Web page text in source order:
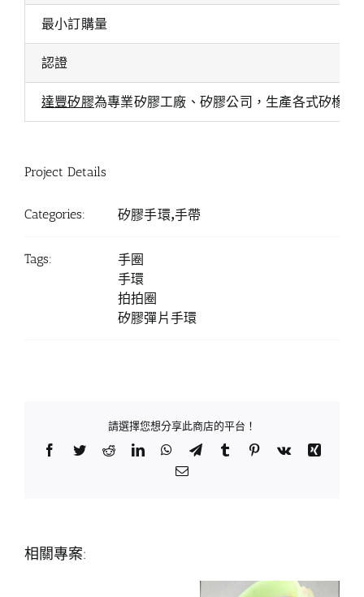
最小訂購量
認證
達豐矽膠為專業矽膠工廠、矽膠公司，生產各式矽橡
Project Details
Categories: 矽膠手環,手帶
Tags:
手圈
手環
拍拍圈
矽膠彈片手環
請選擇您想分享此商店的平台！
Facebook
TwitterRedditLinkedInWhatsApp
TelegramTumblr Pinterest
Vk
Xing
Email:
相關專案: